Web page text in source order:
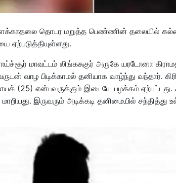
தொடர மறுத்த பெண்ணின் தலையில்
ஏற்படுத்தியுள்ளது.
மாவட்டம் லிங்கசுகுர் அருகே யரடோனா
வாழ பிடிக்காமல் தனியாக வாழ்ந்து வந்தார்.
(25) என்பவருக்கும் இடையே பழக்கம்
இருவரும் அடிக்கடி தனிமையில் சந்தித்து